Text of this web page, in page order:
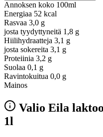
Annoksen koko 100ml
Energiaa 52 kcal
Rasvaa 3,0 g
josta tyydyttyneitä 1,8 g
Hiilihydraatteja 3,1 g
josta sokereita 3,1 g
Proteiinia 3,2 g
Suolaa 0,1 g
Ravintokuitua 0,0 g
Mainos
Valio Eila
1l